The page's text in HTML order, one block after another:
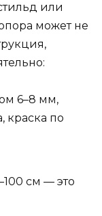
или
может не
6–8 мм,
краска по
см — это